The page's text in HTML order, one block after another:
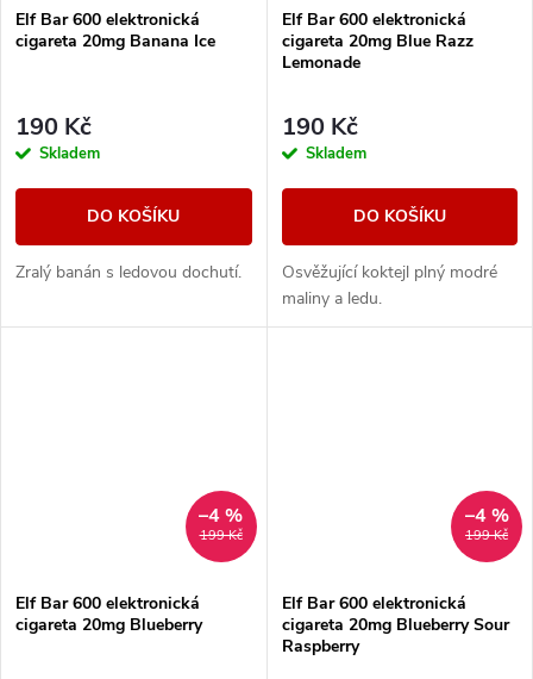
Elf Bar 600 elektronická
cigareta 20mg Banana Ice
190 Kč
Skladem
DO KOŠÍKU
Zralý banán s ledovou dochutí.
Elf Bar 600 elektronická
cigareta 20mg Blue Razz
Lemonade
190 Kč
Skladem
DO KOŠÍKU
Osvěžující koktejl plný modré
maliny a ledu.
199 Kč
–4 %
Elf Bar 600 elektronická
cigareta 20mg Blueberry
199 Kč
–4 %
Elf Bar 600 elektronická
cigareta 20mg Blueberry Sour
Raspberry